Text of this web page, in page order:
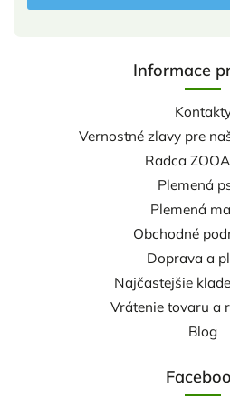
Informace
Vernostné zľavy pre
Radca
Plemená
Plemená
Obchodné
Doprava a
Najčastejšie
Vrátenie tovaru a
Blog